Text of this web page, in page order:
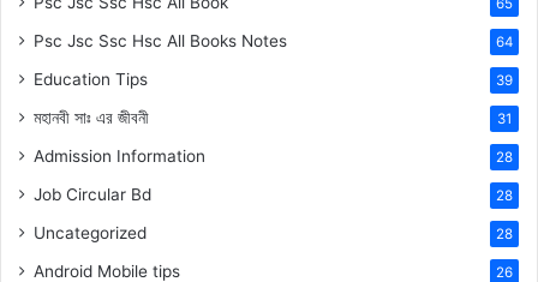
Psc Jsc Ssc Hsc All Books Notes 64
Education Tips 39
মহানবী সাঃ এর জীবনী 31
Admission Information 28
Job Circular Bd 28
Uncategorized 28
Android Mobile tips 26